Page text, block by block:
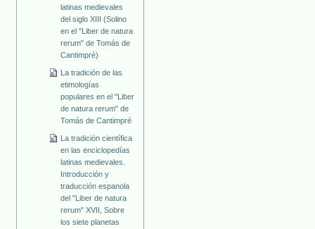
latinas medievales
del siglo XIII (Solino
en el "Liber de natura
rerum" de Tomás de
Cantimpré)
La tradición de las
etimologías
populares en el "Liber
de natura rerum" de
Tomás de Cantimpré
La tradición científica
en las enciclopedías
latinas medievales.
Introducción y
traducción espanola
del "Liber de natura
rerum" XVII, Sobre
los siete planetas